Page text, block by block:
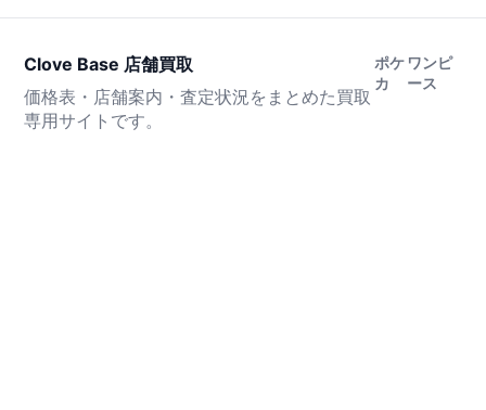
Clove Base 店舗買取
価格表・店舗案内・査定状況をまとめた買取
専用サイトです。
ポケ
カ
ワンピ
ース